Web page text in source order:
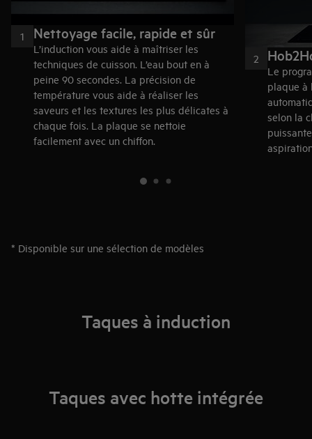
1 Nettoyage facile, rapide et sûr
L’induction vous aide à maîtriser les
techniques de cuisson. L’eau bout en à
peine 90 secondes. La précision de
température vous aide à réaliser les
saveurs et les textures les plus délicates à
chaque fois. La plaque se nettoie
facilement avec un chiffon.
2
Le
plaque à
selon la
* Disponible sur une sélection de modèles
Taques à induction
Taques avec hotte intégrée